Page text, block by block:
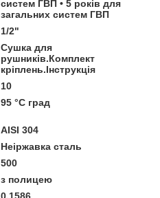
систем ГВП • 5 років для
загальних систем ГВП
1/2"
Сушка для
рушників.Комплект
кріплень.Інструкція
10
95 °С град
AISI 304
Неіржавка сталь
500
з полицею
0.1586